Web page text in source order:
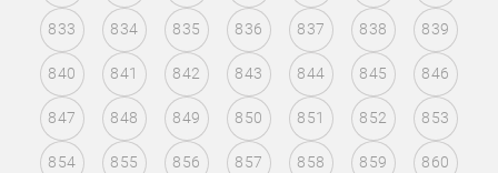
833 834 835 836 837 838 839
840 841 842 843 844 845 846
847 848 849 850 851 852 853
854 855 856 857 858 859 860